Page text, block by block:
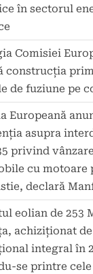
în sectorul
Comisiei
construcția
de fuziune pe
Europeană
asupra
privind
cu motoare
declară
eolian de 253
achiziționat de
integral în
se printre